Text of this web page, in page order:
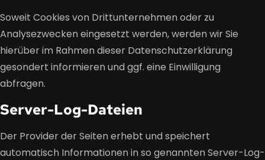
Soweit Cookies von Drittunternehmen oder zu
Analysezwecken eingesetzt werden, werden wir Sie
hierüber im Rahmen dieser Datenschutzerklärung
gesondert informieren und ggf. eine Einwilligung
abfragen.
Server-Log-Dateien
Der Provider der Seiten erhebt und speichert
automatisch Informationen in so genannten Server-Log-